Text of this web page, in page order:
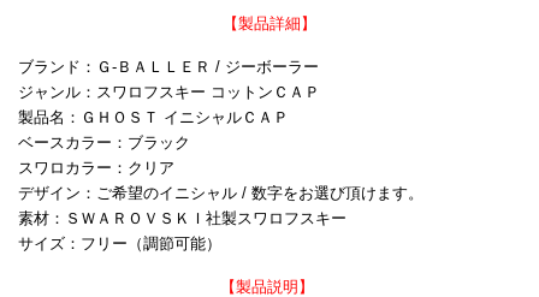
【製品詳細】
ブランド：Ｇ-ＢＡＬＬＥＲ / ジーボーラー
ジャンル：スワロフスキー コットンＣＡＰ
製品名：ＧＨＯＳＴ イニシャルＣＡＰ
ベースカラー：ブラック
スワロカラー：クリア
デザイン：ご希望のイニシャル / 数字をお選び頂けます。
素材：ＳＷＡＲＯＶＳＫＩ社製スワロフスキー
サイズ：フリー（調節可能）
【製品説明】